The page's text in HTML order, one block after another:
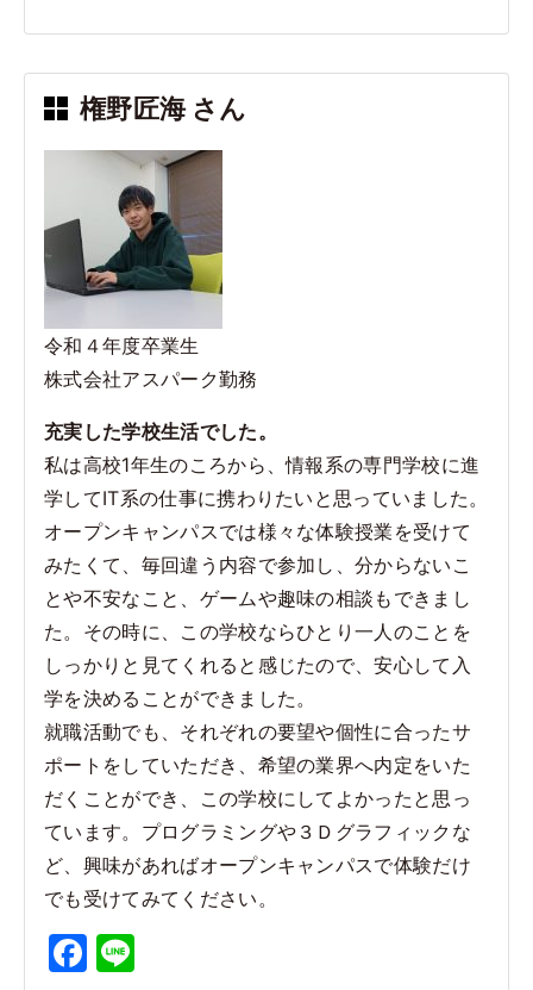
c
e
b
o
e
権野匠海 さん
令和４年度卒業生
株式会社アスパーク勤務
充実した学校生活でした。
私は高校1年生のころから、情報系の専門学校に進
学してIT系の仕事に携わりたいと思っていました。
オープンキャンパスでは様々な体験授業を受けて
みたくて、毎回違う内容で参加し、分からないこ
とや不安なこと、ゲームや趣味の相談もできまし
た。その時に、この学校ならひとり一人のことを
しっかりと見てくれると感じたので、安心して入
学を決めることができました。
就職活動でも、それぞれの要望や個性に合ったサ
ポートをしていただき、希望の業界へ内定をいた
だくことができ、この学校にしてよかったと思っ
ています。プログラミングや３Ｄグラフィックな
ど、興味があればオープンキャンパスで体験だけ
でも受けてみてください。
F